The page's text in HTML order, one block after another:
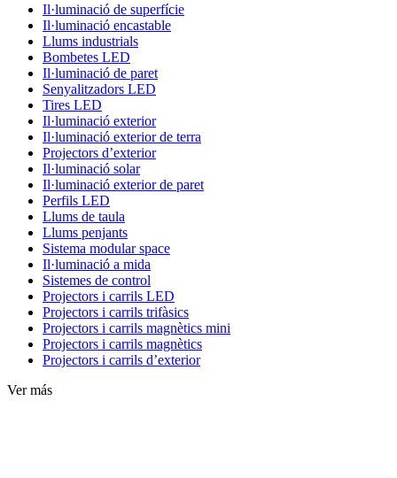
Il·luminació de superfície
Il·luminació encastable
Llums industrials
Bombetes LED
Il·luminació de paret
Senyalitzadors LED
Tires LED
Il·luminació exterior
Il·luminació exterior de terra
Projectors d’exterior
Il·luminació solar
Il·luminació exterior de paret
Perfils LED
Llums de taula
Llums penjants
Sistema modular space
Il·luminació a mida
Sistemes de control
Projectors i carrils LED
Projectors i carrils trifàsics
Projectors i carrils magnètics mini
Projectors i carrils magnètics
Projectors i carrils d’exterior
Ver más